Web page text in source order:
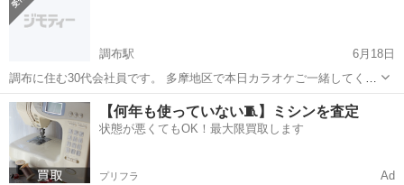
子どもがいる...
調布駅
6月18日
調布に住む30代会社員です。 多摩地区で本日カラオケご一緒してくれ
る方いませんか？ 男女問いません。 純粋にヒトカラ飽きてきたので募
集かけました！
東京 調布市 調布駅
【何年も使っていない🧵】ミシンを査定
状態が悪くてもOK！最大限買取します
プリフラ Ad